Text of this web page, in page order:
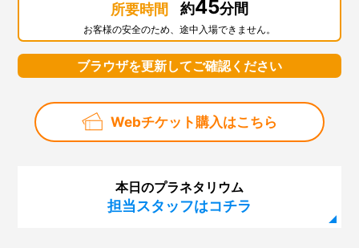
所要時間 約45分間
お客様の安全のため、途中入場できません。
ブラウザを更新してご確認ください
Webチケット購入はこちら
本日のプラネタリウム
担当スタッフはコチラ